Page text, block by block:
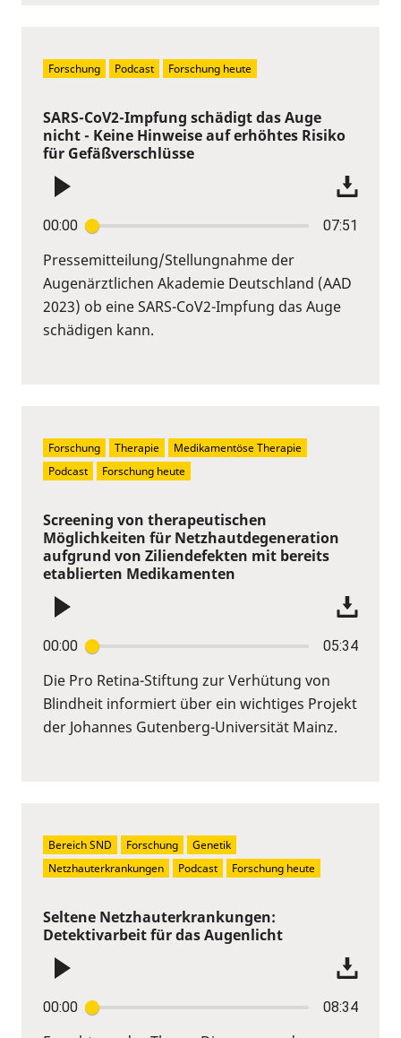
SARS-CoV2-Impfung schädigt das Auge
nicht - Keine Hinweise auf erhöhtes Risiko
für Gefäßverschlüsse
00:00 07:51
Pressemitteilung/Stellungnahme der
Augenärztlichen Akademie Deutschland (AAD
2023) ob eine SARS-CoV2-Impfung das Auge
schädigen kann.
Forschung Podcast Forschung heute
Screening von therapeutischen
Möglichkeiten für Netzhautdegeneration
aufgrund von Ziliendefekten mit bereits
etablierten Medikamenten
00:00 05:34
Die Pro Retina-Stiftung zur Verhütung von
Blindheit informiert über ein wichtiges Projekt
der Johannes Gutenberg-Universität Mainz.
Forschung Therapie
Medikamentöse Therapie
Podcast
Forschung heute
Seltene Netzhauterkrankungen:
Detektivarbeit für das Augenlicht
00:00 08:34
Bereich SND Forschung
Genetik
Netzhauterkrankungen
Podcast Forschung heute